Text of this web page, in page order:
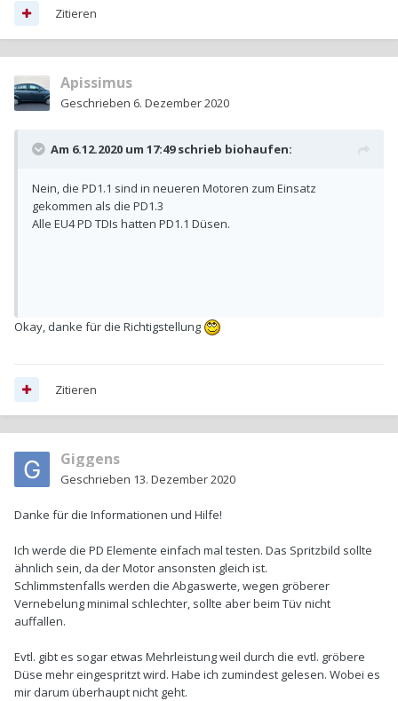
Zitieren
Apissimus
Geschrieben 6. Dezember 2020
Am 6.12.2020 um 17:49 schrieb biohaufen:
Nein, die PD1.1 sind in neueren Motoren zum Einsatz
gekommen als die PD1.3
Alle EU4 PD TDIs hatten PD1.1 Düsen.
Okay, danke für die Richtigstellung
Zitieren
Giggens
Geschrieben 13. Dezember 2020
Danke für die Informationen und Hilfe!
Ich werde die PD Elemente einfach mal testen. Das Spritzbild sollte
ähnlich sein, da der Motor ansonsten gleich ist.
Schlimmstenfalls werden die Abgaswerte, wegen gröberer
Vernebelung minimal schlechter, sollte aber beim Tüv nicht
auffallen.
Evtl. gibt es sogar etwas Mehrleistung weil durch die evtl. gröbere
Düse mehr eingespritzt wird. Habe ich zumindest gelesen. Wobei es
mir darum überhaupt nicht geht.